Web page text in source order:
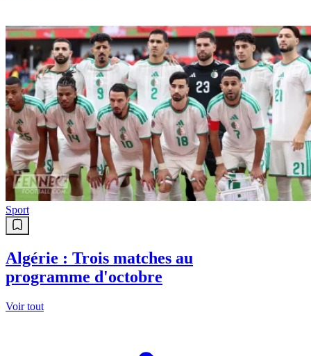
Sport
Algérie : Trois matches au
programme d'octobre
Voir tout